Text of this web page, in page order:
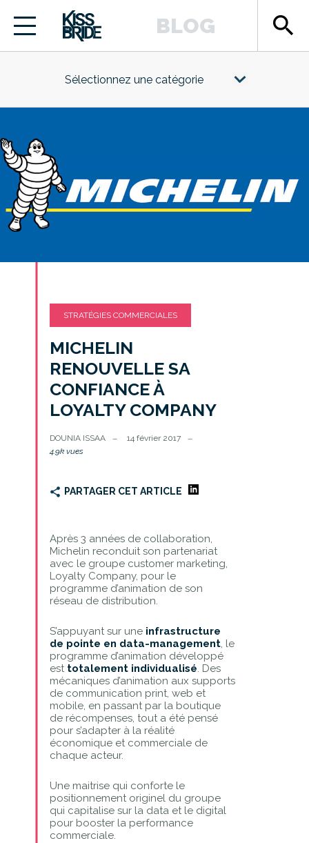
BLOG search
Sélectionnez une catégorie
STRATÉGIES COMMERCIALES
MICHELIN
RENOUVELLE SA
CONFIANCE À
LOYALTY COMPANY
DOUNIA ISSAA
14 février 2017
4.9k vues
PARTAGER CET ARTICLE
Après 3 années de collaboration,
Michelin reconduit son partenariat
avec le groupe customer marketing,
Loyalty Company, pour le
programme d’animation de son
réseau de distribution.
S’appuyant sur une infrastructure
de pointe en data-management, le
programme d’animation développé
est totalement individualisé. Des
mécaniques d’animation aux supports
de communication print, web et
mobile, en passant par la boutique
de récompenses, tout a été pensé
pour s’adapter à la réalité
économique et commerciale de
chaque acteur.
Une maitrise qui conforte le
positionnement originel du groupe
qui capitalise sur la data et le digital
pour booster la performance
commerciale.